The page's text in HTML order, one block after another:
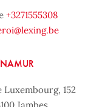
+3271555308
NAMUR
Luxembourg, 152